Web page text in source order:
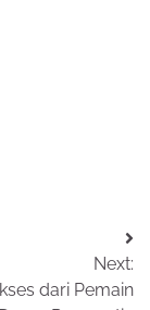
Next:
dari Pemain